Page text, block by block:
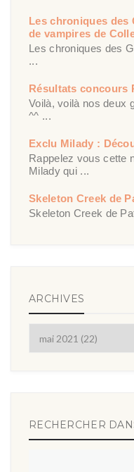
Les chroniques des
de vampires de
Les chroniques des
...
Résultats concours
Voilà, voilà nos deux
^^ ...
Exclu Milady :
Rappelez vous cette
Milady qui ...
Skeleton Creek de
Skeleton Creek de
ARCHIVES
RECHERCHER